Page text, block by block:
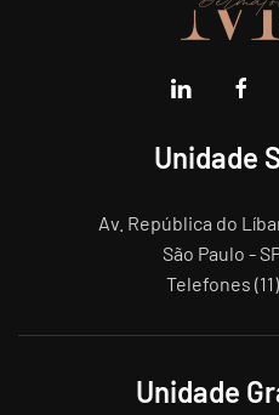
Unidade
Av. República do
São Paulo -
Telefones
Unidade